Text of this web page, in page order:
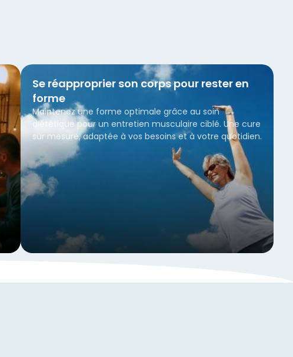
Se réapproprier son corps pour rester en
forme
Maintenez une forme optimale grâce au soin
diététique pour un entretien musculaire ciblé. Une cure
sur mesure, adaptée à vos besoins et à votre quotidien.